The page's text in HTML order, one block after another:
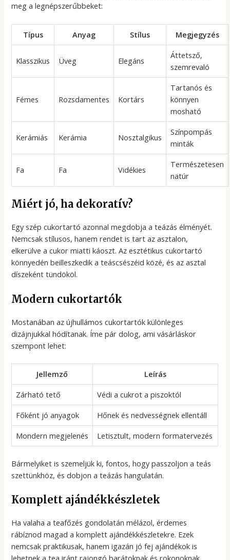
meg a legnépszerűbbeket:
Típus Anyag Stílus Megjegyzés
Klasszikus Üveg Elegáns
Áttetsző,
szemrevaló
Fémes Rozsdamentes Kortárs
Tartanós és
könnyen
mosható
Kerámiás Kerámia Nosztalgikus
Színpompás
minták
Fa Fa Vidékies
Természetesen
natúr
Miért jó, ha dekoratív?
Egy szép cukortartó azonnal megdobja a teázás élményét.
Nemcsak stílusos, hanem rendet is tart az asztalon,
elkerülve a cukor miatti káoszt. Az esztétikus cukortartó
könnyedén beilleszkedik a teáscsészéid közé, és az asztal
díszeként tündököl.
Modern cukortartók
Mostanában az újhullámos cukortartók különleges
dizájnjukkal hódítanak. Íme pár dolog, ami vásárláskor
szempont lehet:
Jellemző
Leírás
Zárható tető
Védi a cukrot a piszoktól
Főként jó anyagok
Hőnek és nedvességnek ellentáll
Mondern megjelenés
Letisztult, modern formatervezés
Bármelyiket is szemeljük ki, fontos, hogy passzoljon a teás
szettünkhöz, és dobjon a teázás hangulatán.
Komplett ajándékkészletek
Ha valaha a teafőzés gondolatán mélázol, érdemes
rábíznod magad a komplett ajándékkészletekre. Ezek
nemcsak praktikusak, hanem igazán jó fej ajándékok is